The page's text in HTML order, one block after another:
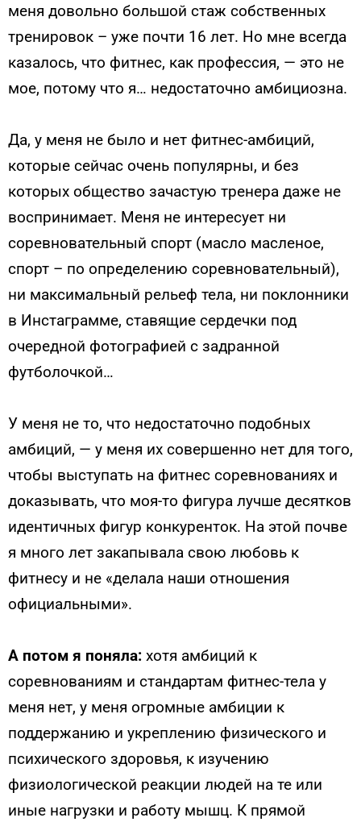
меня довольно большой стаж собственных
тренировок – уже почти 16 лет. Но мне всегда
казалось, что фитнес, как профессия, — это не
мое, потому что я… недостаточно амбициозна.
Да, у меня не было и нет фитнес-амбиций,
которые сейчас очень популярны, и без
которых общество зачастую тренера даже не
воспринимает. Меня не интересует ни
соревновательный спорт (масло масленое,
спорт – по определению соревновательный),
ни максимальный рельеф тела, ни поклонники
в Инстаграмме, ставящие сердечки под
очередной фотографией с задранной
футболочкой…
У меня не то, что недостаточно подобных
амбиций, — у меня их совершенно нет для того,
чтобы выступать на фитнес соревнованиях и
доказывать, что моя-то фигура лучше десятков
идентичных фигур конкуренток. На этой почве
я много лет закапывала свою любовь к
фитнесу и не «делала наши отношения
официальными».
А потом я поняла: хотя амбиций к
соревнованиям и стандартам фитнес-тела у
меня нет, у меня огромные амбиции к
поддержанию и укреплению физического и
психического здоровья, к изучению
физиологической реакции людей на те или
иные нагрузки и работу мышц. К прямой